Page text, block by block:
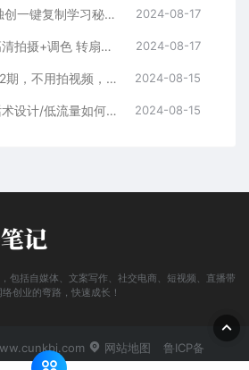
短视频 IP实战课，独创一键复制学习秘籍，转战新领域，月赚五万轻松行 2024-08-17
剪辑技巧速成课，高清拍摄+调色 转扇子，建筑-抠图精通，新手秒变剪辑专家 2024-08-17
视频号/直播涨粉-第2期，不用拍视频，不用卖货，在直播间做菜，就可以搞钱 2024-08-15
直播实操运营课：话术设计/低流量如何提升/话术框架/全场燃爆/非常干货 2024-08-15
包括自媒体、文案写作、社交电商、短视频、直播带
创业的弯路，快速成长！
网站地图
鲁ICP备